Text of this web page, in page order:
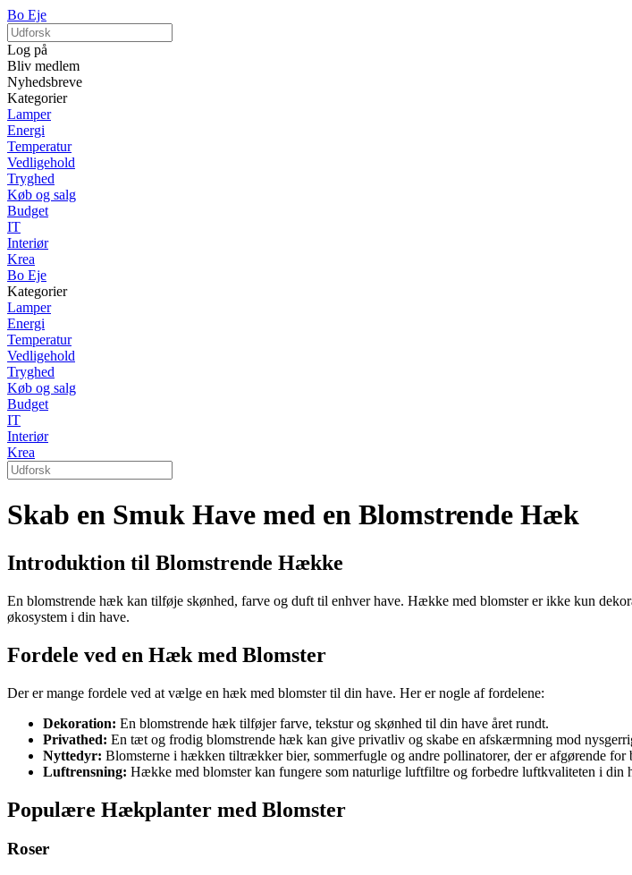
Bo Eje
Log på
Bliv medlem
Nyhedsbreve
Kategorier
Lamper
Energi
Temperatur
Vedligehold
Tryghed
Køb og salg
Budget
IT
Interiør
Krea
Bo Eje
Kategorier
Lamper
Energi
Temperatur
Vedligehold
Tryghed
Køb og salg
Budget
IT
Interiør
Krea
Skab en Smuk Have med en Blomstrende Hæk
Introduktion til Blomstrende Hække
En blomstrende hæk kan tilføje skønhed, farve og duft til enhver have. Hække med blomster er ikke kun
økosystem i din have.
Fordele ved en Hæk med Blomster
Der er mange fordele ved at vælge en hæk med blomster til din have. Her er nogle af fordelene:
Dekoration: En blomstrende hæk tilføjer farve, tekstur og skønhed til din have året rundt.
Privathed: En tæt og frodig blomstrende hæk kan give privatliv og skabe en afskærmning mod
Nyttedyr: Blomsterne i hækken tiltrækker bier, sommerfugle og andre pollinatorer, der er afgørende for
Luftrensning: Hække med blomster kan fungere som naturlige luftfiltre og forbedre luftkvaliteten i din
Populære Hækplanter med Blomster
Roser